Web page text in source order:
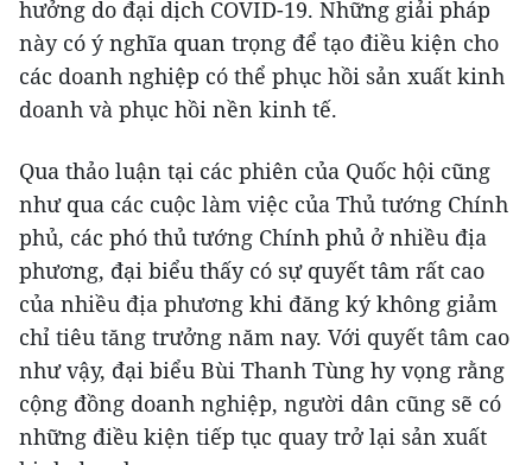
hưởng do đại dịch COVID-19. Những giải pháp
này có ý nghĩa quan trọng để tạo điều kiện cho
các doanh nghiệp có thể phục hồi sản xuất kinh
doanh và phục hồi nền kinh tế.
Qua thảo luận tại các phiên của Quốc hội cũng
như qua các cuộc làm việc của Thủ tướng Chính
phủ, các phó thủ tướng Chính phủ ở nhiều địa
phương, đại biểu thấy có sự quyết tâm rất cao
của nhiều địa phương khi đăng ký không giảm
chỉ tiêu tăng trưởng năm nay. Với quyết tâm cao
như vậy, đại biểu Bùi Thanh Tùng hy vọng rằng
cộng đồng doanh nghiệp, người dân cũng sẽ có
những điều kiện tiếp tục quay trở lại sản xuất